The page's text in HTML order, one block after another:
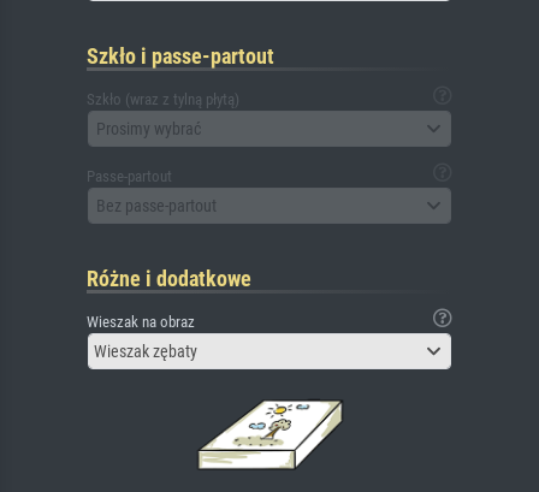
Szkło i passe-partout
Szkło (wraz z tylną płytą)
Prosimy wybrać
Passe-partout
Bez passe-partout
Różne i dodatkowe
Wieszak na obraz
Wieszak zębaty